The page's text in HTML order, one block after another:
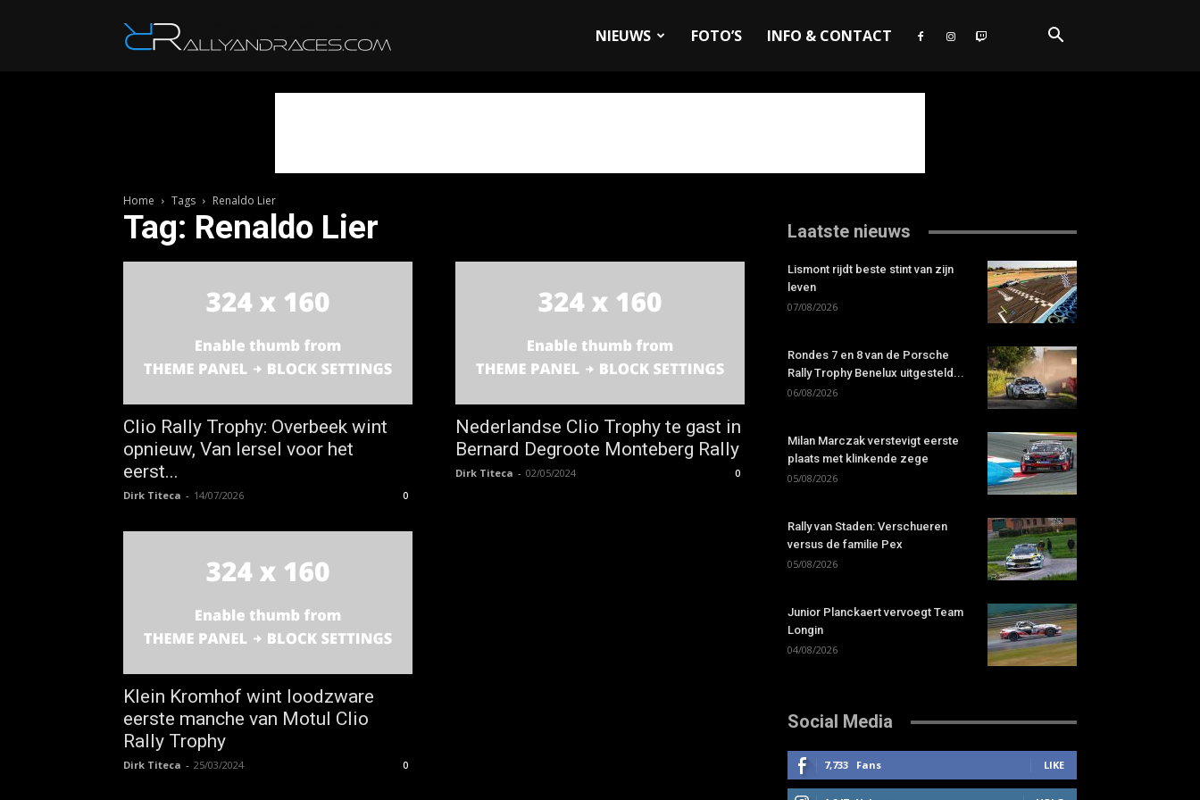
NIEUWS FOTO’S INFO & CONTACT
Home Tags Renaldo Lier
Tag: Renaldo Lier
Clio Rally Trophy: Overbeek wint
opnieuw, Van Iersel voor het
eerst...
Dirk Titeca - 14/07/2026 0
Nederlandse Clio Trophy te gast in
Bernard Degroote Monteberg Rally
Dirk Titeca - 02/05/2024 0
Klein Kromhof wint loodzware
eerste manche van Motul Clio
Rally Trophy
Dirk Titeca - 25/03/2024 0
Laatste nieuws
Lismont rijdt beste stint van zijn
leven
07/08/2026
Rondes 7 en 8 van de Porsche
Rally Trophy Benelux uitgesteld...
06/08/2026
Milan Marczak verstevigt eerste
plaats met klinkende zege
05/08/2026
Rally van Staden: Verschueren
versus de familie Pex
05/08/2026
Junior Planckaert vervoegt Team
Longin
04/08/2026
Social Media
7,733 Fans LIKE